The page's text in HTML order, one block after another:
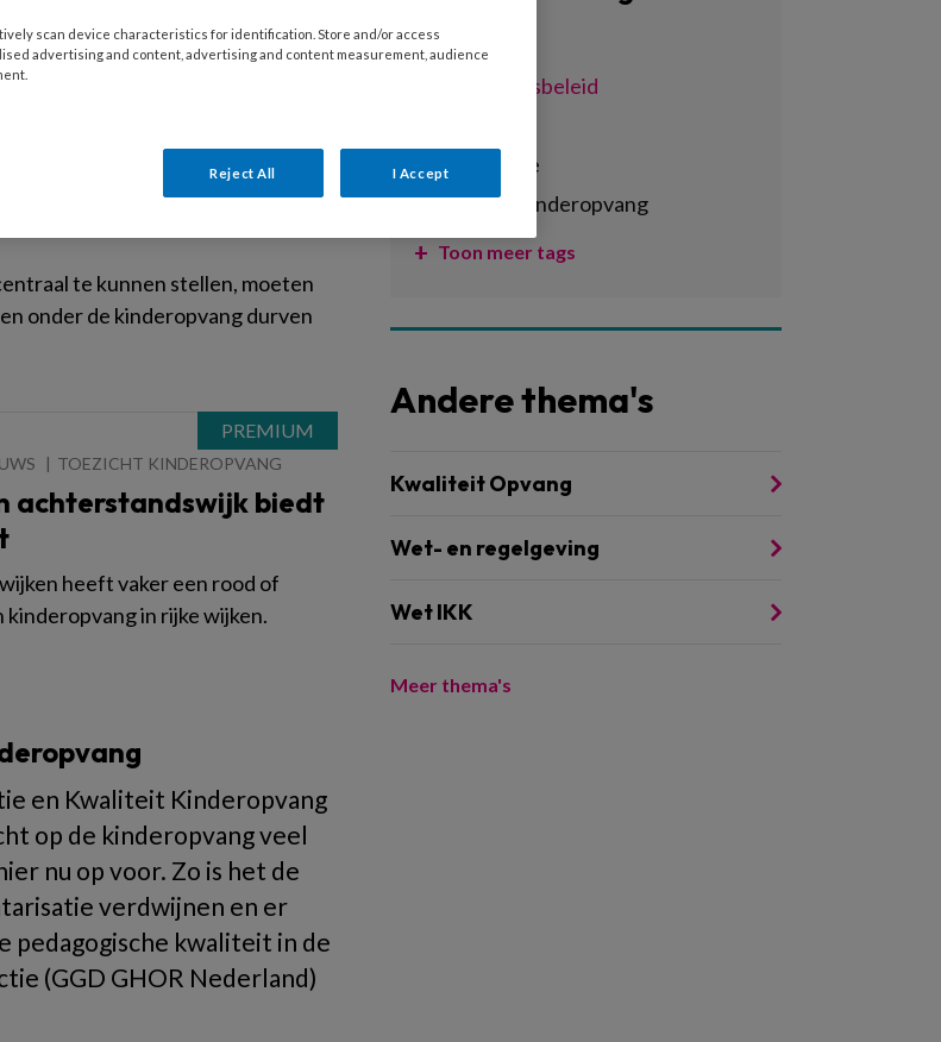
van het Onderwijs.
TOEZICHT KINDEROPVANG
niet-rendabele wijken
te kunnen stellen, moeten
onder de kinderopvang durven
TOEZICHT KINDEROPVANG
achterstandswijk biedt
heeft vaker een rood of
in rijke wijken.
en Kwaliteit Kinderopvang
op de kinderopvang veel
nu op voor. Zo is het de
verdwijnen en er
pedagogische kwaliteit in de
(GGD GHOR Nederland)
Alle tags
achterstandsbeleid
administratie
agrarische kinderopvang
Toon meer tags
Andere thema's
Kwaliteit Opvang
Wet- en regelgeving
Wet IKK
Meer thema's
scan device characteristics for identification. Store and/or access
advertising and content, advertising and content measurement, audience
Reject All I Accept